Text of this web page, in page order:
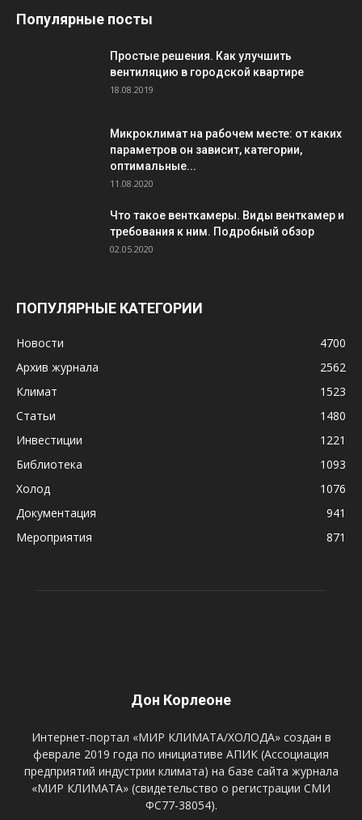
Популярные посты
Простые решения. Как улучшить
вентиляцию в городской квартире
18.08.2019
Микроклимат на рабочем месте: от каких
параметров он зависит, категории,
оптимальные...
11.08.2020
Что такое венткамеры. Виды венткамер и
требования к ним. Подробный обзор
02.05.2020
ПОПУЛЯРНЫЕ КАТЕГОРИИ
Новости
4700
Архив журнала
2562
Климат
1523
Статьи
1480
Инвестиции
1221
Библиотека
1093
Холод
1076
Документация
941
Мероприятия
871
Дон Корлеоне
Интернет-портал «МИР КЛИМАТА/ХОЛОДА» создан в
феврале 2019 года по инициативе АПИК (Ассоциация
предприятий индустрии климата) на базе сайта журнала
«МИР КЛИМАТА» (свидетельство о регистрации СМИ
ФС77-38054).